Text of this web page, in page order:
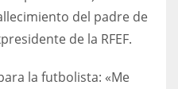
del padre de
de la RFEF.
la futbolista: «Me